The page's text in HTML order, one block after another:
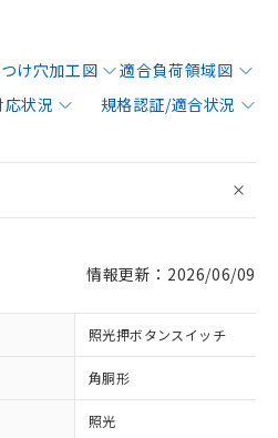
け穴加工図
適合負荷領域図
状況 規格認証/適合状況
情報更新：2026/06/09
照光押ボタンスイッチ
角胴形
照光